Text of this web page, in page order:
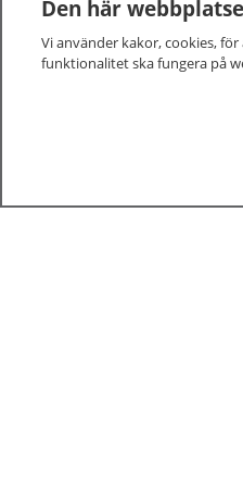
Den här
Vi använder kakor, cookies,
funktionalitet ska fungera på